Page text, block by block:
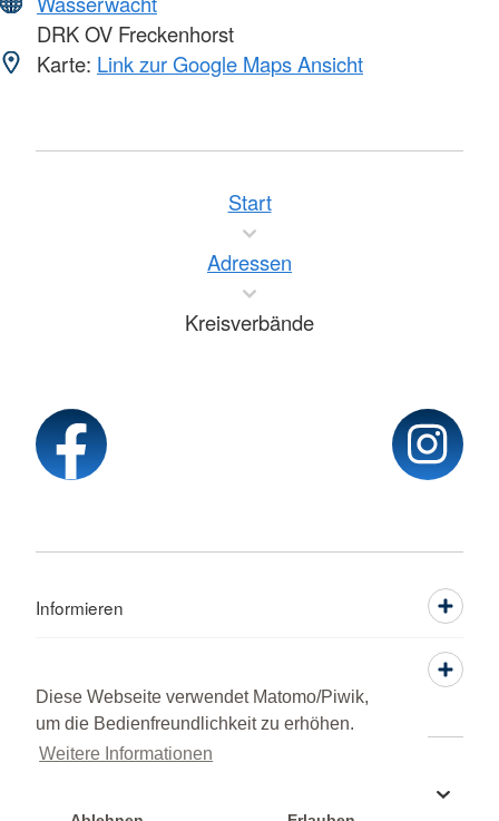
Diese Webseite verwendet Matomo/Piwik,
um die Bedienfreundlichkeit zu erhöhen.
Weitere Informationen
DRK OV Freckenhorst
Karte: Link zur Google Maps Ansicht
Start
Adressen
Kreisverbände
Informieren